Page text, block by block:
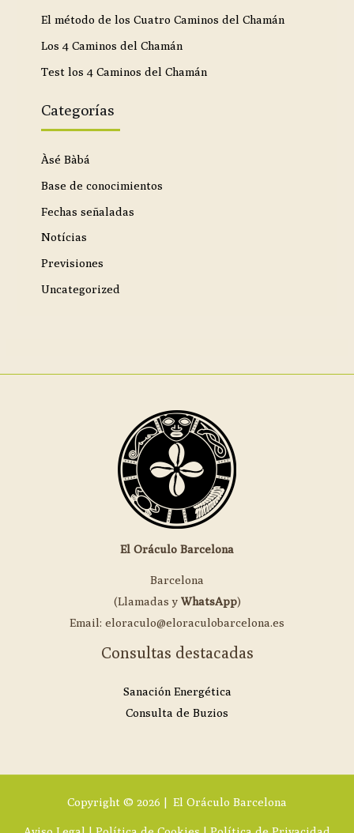
El método de los Cuatro Caminos del Chamán
Los 4 Caminos del Chamán
Test los 4 Caminos del Chamán
Categorías
Àsé Bàbá
Base de conocimientos
Fechas señaladas
Notícias
Previsiones
Uncategorized
El Oráculo Barcelona
Barcelona
(Llamadas y WhatsApp)
Email: eloraculo@eloraculobarcelona.es
Consultas destacadas
Sanación Energética
Consulta de Buzios
Copyright © 2026 | El Oráculo Barcelona